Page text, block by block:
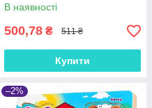
В наявності
500,78 ₴ 511 ₴
Купити
–2%